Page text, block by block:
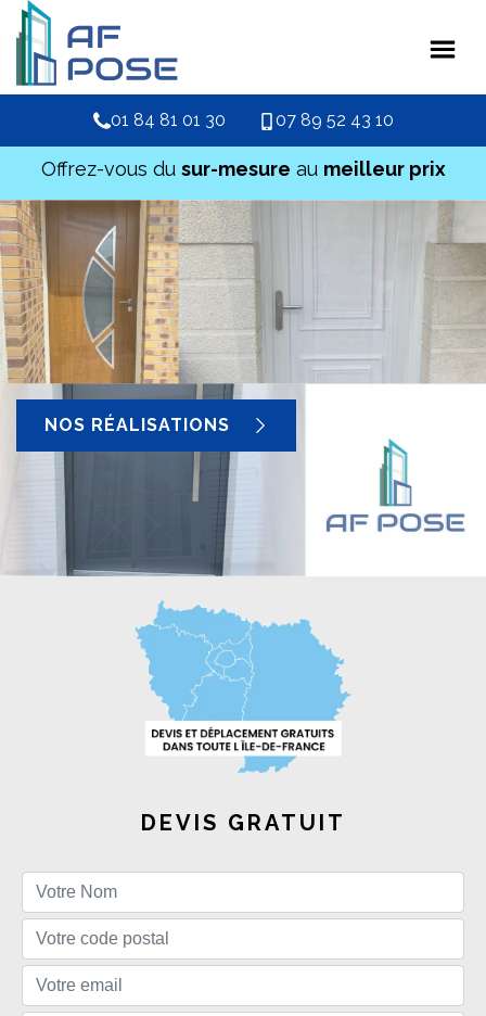
01 84 81 01 30 07 89 52 43 10
Offrez-vous du sur-mesure au meilleur prix
NOS RÉALISATIONS
DEVIS GRATUIT